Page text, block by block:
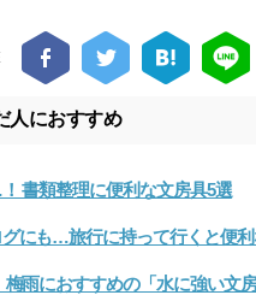
人におすすめ
書類整理に便利な文房具5選
にも…旅行に持って行くと便
雨におすすめの「水に強い文